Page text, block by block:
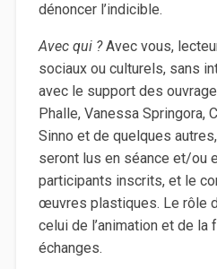
dénoncer l’indicible.
Avec qui ?Avec vous,
sociaux ou culturels, sans
avec le support des
Phalle, Vanessa Springora,
Sinno et de quelques
seront lus en séance et/ou
participants inscrits, et le
œuvres plastiques. Le rôle
celui de l’animation et de la
échanges.